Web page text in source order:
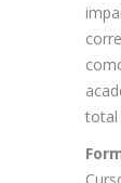
total